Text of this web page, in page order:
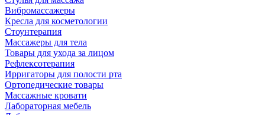
Вибромассажеры
Кресла для косметологии
Стоунтерапия
Массажеры для тела
Товары для ухода за лицом
Рефлексотерапия
Ирригаторы для полости рта
Ортопедические товары
Массажные кровати
Лабораторная мебель